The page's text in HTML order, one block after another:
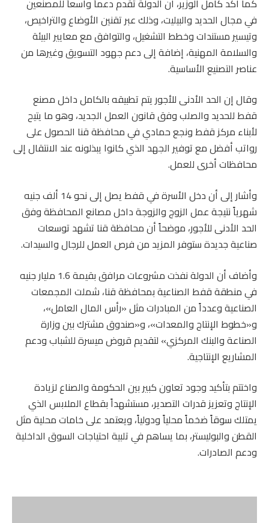
في مجال الحديد والبيليت، وذلك عبر تقنين الأوضاع والتراخيص،
وتيسير مستندات وخطط التشغيل، والتوافق مع معايير البيئة
والسلامة المهنية، إضافة إلى دعم جهود التسويق وغيرها من
عناصر التصنيع الأساسية.
وقال إن الحد الأدنى للأجور يتم تطبيقه بالكامل داخل مصنع
قفط للحديد والصلب وفق قانون العمل الجديد، وهو ما يتيح
لأبناء مركز قفط ونجع حمادي في محافظة قنا الحصول على
رواتب أفضل مع توفير الجهد الذي كانوا يبذلونه عند الانتقال إلى
محافظات أخرى للعمل.
وأشار إلى أن دخل الأسرة في قفط يصل إلى نحو 14 ألف جنيه
شهرياً نتيجة عمل الزوج والزوجة داخل مصانع المحافظة وفق
الحد الأدنى للأجور، موضحاً أن محافظة قنا تشهد توسعات
صناعية جديدة ستوفر المزيد من فرص العمل للرجال والسيدات.
وأضاف أن الدولة نفذت مشروعات مرافق بقيمة 1.6 مليار جنيه
في منطقة قفط الصناعية بمحافظة قنا، شملت المجمعات
الصناعية وعدداً من المبادرات مثل «رأس المال العامل»،
و«خطوط الإنتاج والمعدات»، و«صندوق مشترك بين وزارة
الصناعة والبنك المركزي» لتقديم قروض ميسرة للشباب ودعم
المشاريع الإنتاجية.
واختتم بتأكيد وجود تعاون كبير بين الحكومة والصناع لزيادة
الإنتاج وتعزيز قدرات التصدير، مستشهداً بقطاع الملابس الذي
يمتلك سوقاً ضخماً محلياً ودولياً، ويعتمد على خامات محلية مثل
القطن والبوليستر، بما يساهم في تلبية احتياجات السوق الداخلية
ودعم الصادرات.